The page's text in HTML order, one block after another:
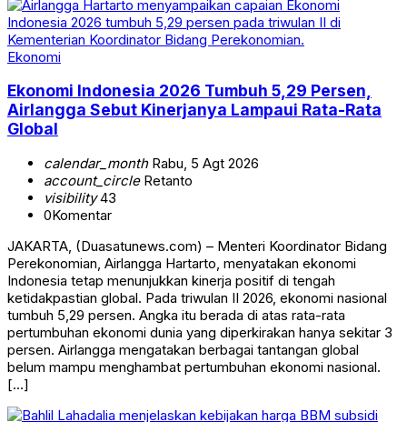
Ekonomi
Ekonomi Indonesia 2026 Tumbuh 5,29 Persen,
Airlangga Sebut Kinerjanya Lampaui Rata-Rata
Global
calendar_monthRabu, 5 Agt 2026
account_circleRetanto
visibility43
0Komentar
JAKARTA, (Duasatunews.com) – Menteri Koordinator Bidang
Perekonomian, Airlangga Hartarto, menyatakan ekonomi
Indonesia tetap menunjukkan kinerja positif di tengah
ketidakpastian global. Pada triwulan II 2026, ekonomi nasional
tumbuh 5,29 persen. Angka itu berada di atas rata-rata
pertumbuhan ekonomi dunia yang diperkirakan hanya sekitar 3
persen. Airlangga mengatakan berbagai tantangan global
belum mampu menghambat pertumbuhan ekonomi nasional.
[…]